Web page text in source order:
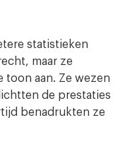
statistieken
maar ze
toon aan. Ze wezen
de prestaties
benadrukten ze